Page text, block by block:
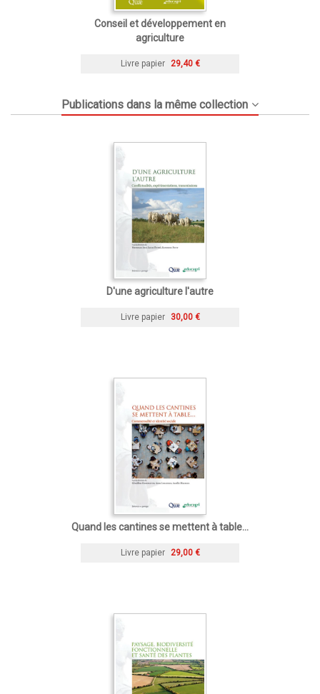
Conseil et développement en
agriculture
Livre papier 29,40 €
Publications dans la même collection
D'une agriculture l'autre
Livre papier 30,00 €
Quand les cantines se mettent à table...
Livre papier 29,00 €